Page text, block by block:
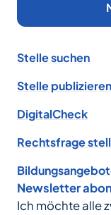
Stelle suchen
Stelle publizieren
DigitalCheck
Rechtsfrage
Newsletter
Ich möchte alle